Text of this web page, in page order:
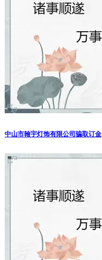
中山市翰宇灯饰有限公司骗取订金